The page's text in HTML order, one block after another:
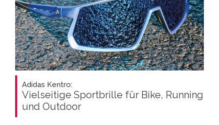
Adidas Kentro:
Vielseitige Sportbrille für Bike, Running
und Outdoor